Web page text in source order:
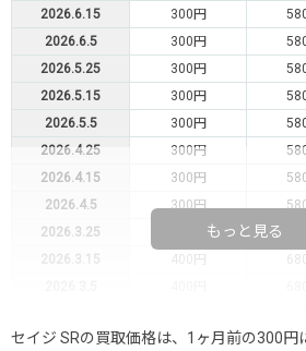
2026.6.15
300円
2026.6.5
300円
2026.5.25
300円
2026.5.15
300円
2026.5.5
300円
2026.4.25
300円
2026.4.15
300円
2026.4.5
300円
2026.3.25
2026.3.15
400円
2026.2.15
400円
もっと見る
セイジ SRの買取価格は、1ヶ月前の300円